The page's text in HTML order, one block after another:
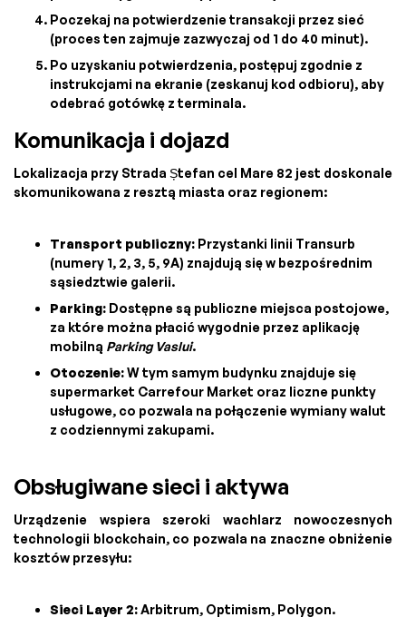
Poczekaj na potwierdzenie transakcji przez sieć
(proces ten zajmuje zazwyczaj od 1 do 40 minut).
Po uzyskaniu potwierdzenia, postępuj zgodnie z
instrukcjami na ekranie (zeskanuj kod odbioru), aby
odebrać gotówkę z terminala.
Komunikacja i dojazd
Lokalizacja przy Strada Ștefan cel Mare 82 jest doskonale
skomunikowana z resztą miasta oraz regionem:
Transport publiczny: Przystanki linii Transurb
(numery 1, 2, 3, 5, 9A) znajdują się w bezpośrednim
sąsiedztwie galerii.
Parking: Dostępne są publiczne miejsca postojowe,
za które można płacić wygodnie przez aplikację
mobilną Parking Vaslui.
Otoczenie:W tym samym budynku znajduje się
supermarket Carrefour Market oraz liczne punkty
usługowe, co pozwala na połączenie wymiany walut
z codziennymi zakupami.
Obsługiwane sieci i aktywa
Urządzenie wspiera szeroki wachlarz nowoczesnych
technologii blockchain, co pozwala na znaczne obniżenie
kosztów przesyłu:
Sieci Layer 2:Arbitrum, Optimism, Polygon.